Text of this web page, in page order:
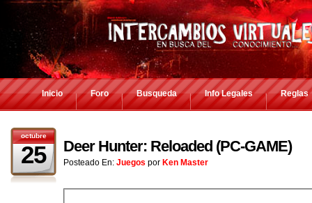
Inicio Foro Busqueda Info Legales Reglas
octubre
25 Deer Hunter: Reloaded (PC-GAME)
Posteado En: Juegos por Ken Master